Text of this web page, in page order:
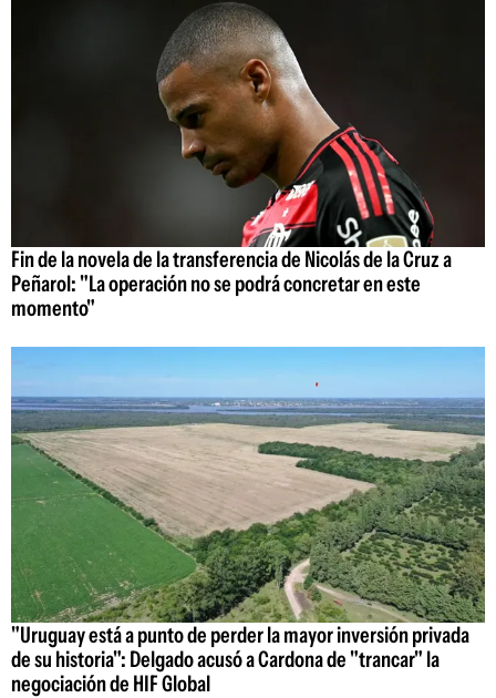
Fin de la novela de la transferencia de Nicolás de la Cruz a
Peñarol: "La operación no se podrá concretar en este
momento"
"Uruguay está a punto de perder la mayor inversión privada
de su historia": Delgado acusó a Cardona de "trancar" la
negociación de HIF Global